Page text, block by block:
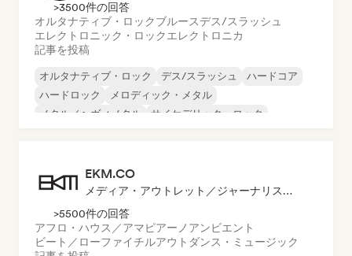
>3500件の回答
オルタナティブ・ロックブルースデス/スラッシュ
エレクトロニック・ロックエレクトロニカ
記事を投稿
オルタナティブ・ロック デス/スラッシュ
ハードコア
ハードロック
メロディック・メタル
メタル／ヘヴィメタル
サイケデリック・ロック
EKM.CO
メディア・アウトレット／ジャーナリスト, プレイリスト・キュレーター
>5500件の回答
アフロ・ハウス／アマピアーノ アンビエント
ビート／ローファイチルアウト ダンス・ミュージック